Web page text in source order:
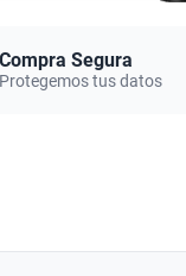
Compra Segura
Protegemos tus datos